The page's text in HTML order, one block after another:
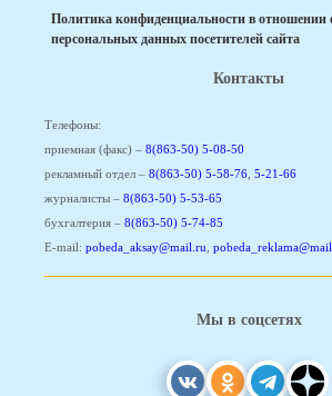
Политика конфиденциальности в отношении
персональных данных посетителей сайта
Контакты
Телефоны:
приемная (факс) – 8(863-50) 5-08-50
рекламный отдел – 8(863-50) 5-58-76, 5-21-66
журналисты – 8(863-50) 5-53-65
бухгалтерия – 8(863-50) 5-74-85
E-mail: pobeda_aksay@mail.ru,
Мы в соцсетях